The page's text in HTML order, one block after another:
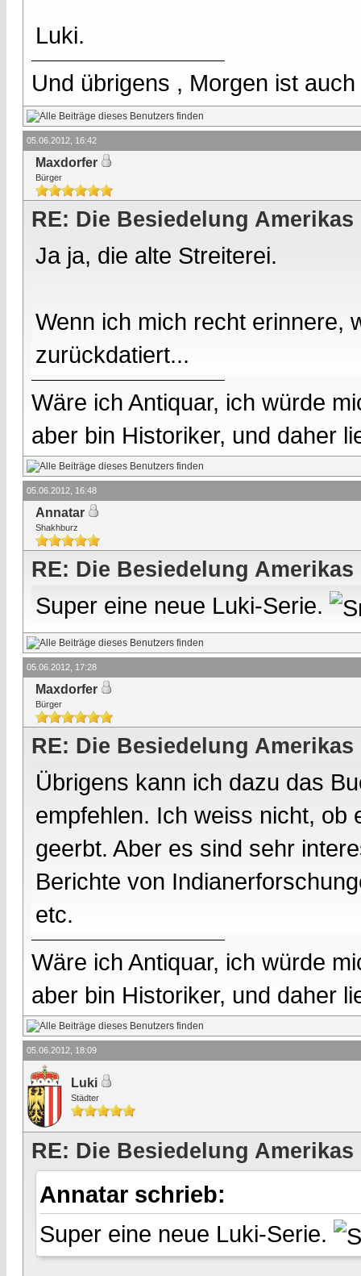
Luki.
Und übrigens , Morgen ist
05.06.2012, 16:42
Maxdorfer
Bürger
RE: Die Besiedelung Amerikas
Ja ja, die alte Streiterei.
Wenn ich mich recht erinnere,
zurückdatiert...
Wäre ich Antiquar, ich würde
aber bin Historiker, und daher
05.06.2012, 16:48
Annatar
Shakhburz
RE: Die Besiedelung Amerikas
Super eine neue Luki-Serie.
05.06.2012, 17:28
Maxdorfer
Bürger
RE: Die Besiedelung Amerikas
Übrigens kann ich dazu das
empfehlen. Ich weiss nicht, ob
geerbt. Aber es sind sehr
Berichte von
etc.
Wäre ich Antiquar, ich würde
aber bin Historiker, und daher
05.06.2012, 18:09
Luki
Städter
RE: Die Besiedelung Amerikas
Annatar schrieb:
Super eine neue Luki-Serie.